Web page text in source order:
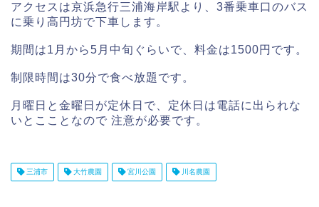
アクセスは京浜急行三浦海岸駅より、3番乗車口のバス
に乗り高円坊で下車します。
期間は1月から5月中旬ぐらいで、料金は1500円です。
制限時間は30分で食べ放題です。
月曜日と金曜日が定休日で、定休日は電話に出られな
いとこことなので 注意が必要です。
三浦市 大竹農園 宮川公園 川名農園